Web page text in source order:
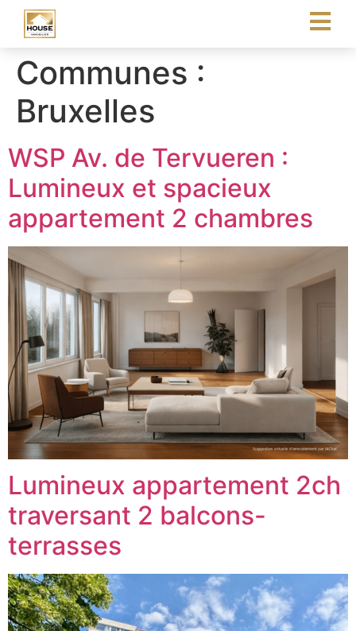
Communes :
Bruxelles
WSP Av. de Tervueren :
Lumineux et spacieux
appartement 2 chambres
Lumineux appartement 2ch
traversant 2 balcons-
terrasses